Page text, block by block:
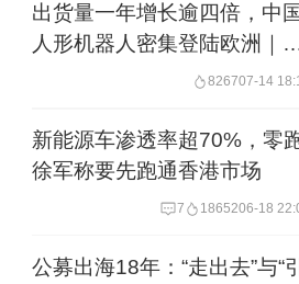
时代，超级个体需要依
更大价值共创，”金一粟
激发出来，把真正的合
其次是创新项目的筛选
善。在现场，Fintech@
出货量一年增长逾四倍，中国
人形机器人密集登陆欧洲｜
826707-14
新能源车渗透率超70%，零
徐军称要先跑通香港市场
7 1865206-18
公募出海18年：“走出去”与“